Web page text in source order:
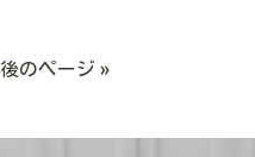
後のページ »